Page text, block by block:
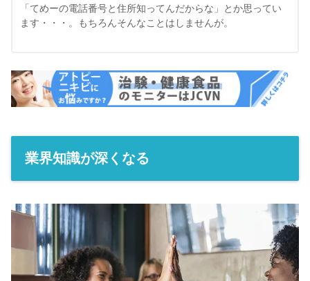
「てめーの電話番号と住所知ってんだからな」とか思ってい
ます・・・。もちろんそんなことはしませんが。
業界知識が深くなる